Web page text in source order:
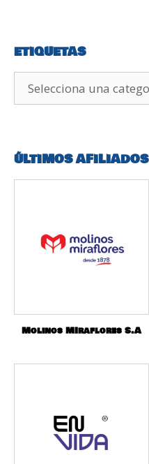
ETIQUETAS
ÚLTIMOS AFILIADOS
Molinos MIraflores S.A